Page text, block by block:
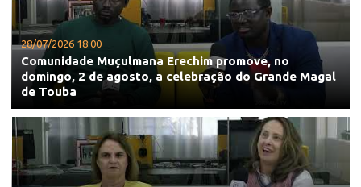
28/07/2026 18:00
Comunidade Muçulmana Erechim promove, no
domingo, 2 de agosto, a celebração do Grande Magal
de Touba